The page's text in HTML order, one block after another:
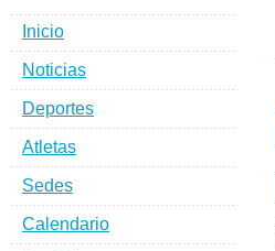
Inicio
Noticias
Deportes
Atletas
Sedes
Calendario